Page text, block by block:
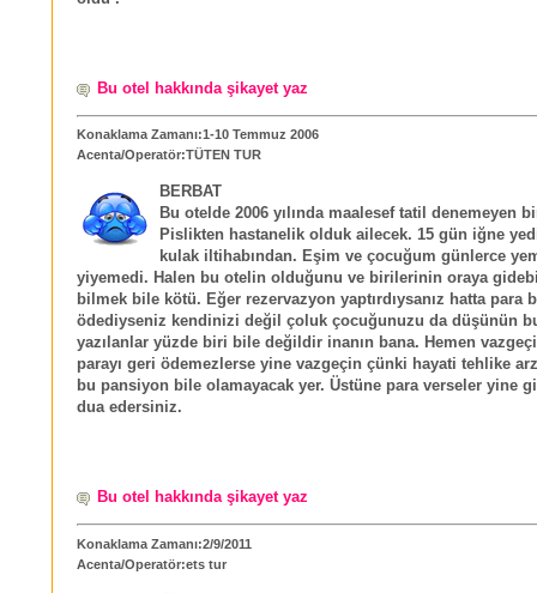
Bu otel hakkında şikayet yaz
Konaklama Zamanı:1-10 Temmuz 2006
Acenta/Operatör:TÜTEN TUR
BERBAT
Bu otelde 2006 yılında maalesef tatil denemeyen
Pislikten hastanelik olduk ailecek. 15 gün iğne
kulak iltihabından. Eşim ve çocuğum günlerce
yiyemedi. Halen bu otelin olduğunu ve birilerinin oraya
bilmek bile kötü. Eğer rezervazyon yaptırdıysanız hatta para
ödediyseniz kendinizi değil çoluk çocuğunuzu da düşünün
yazılanlar yüzde biri bile değildir inanın bana. Hemen
parayı geri ödemezlerse yine vazgeçin çünki hayati tehlike
bu pansiyon bile olamayacak yer. Üstüne para verseler yine
dua edersiniz.
Bu otel hakkında şikayet yaz
Konaklama Zamanı:2/9/2011
Acenta/Operatör:ets tur